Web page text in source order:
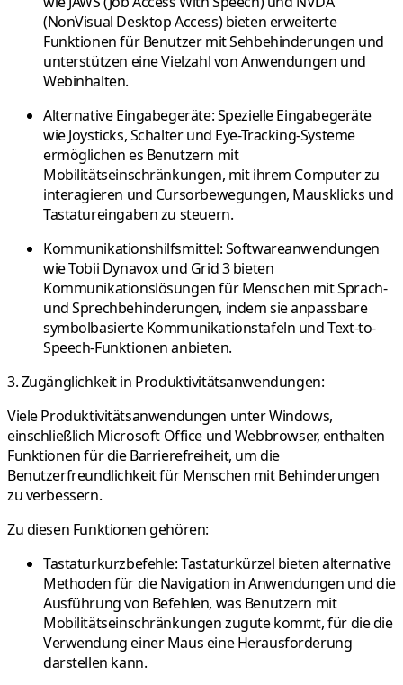
(NonVisual Desktop Access) bieten erweiterte
Funktionen für Benutzer mit Sehbehinderungen und
unterstützen eine Vielzahl von Anwendungen und
Webinhalten.
Alternative Eingabegeräte:Spezielle Eingabegeräte
wie Joysticks, Schalter und Eye-Tracking-Systeme
ermöglichen es Benutzern mit
Mobilitätseinschränkungen, mit ihrem Computer zu
interagieren und Cursorbewegungen, Mausklicks und
Tastatureingaben zu steuern.
Kommunikationshilfsmittel:Softwareanwendungen
wie Tobii Dynavox und Grid 3 bieten
Kommunikationslösungen für Menschen mit Sprach-
und Sprechbehinderungen, indem sie anpassbare
symbolbasierte Kommunikationstafeln und Text-to-
Speech-Funktionen anbieten.
3. Zugänglichkeit in Produktivitätsanwendungen:
Viele Produktivitätsanwendungen unter Windows,
einschließlich Microsoft Office und Webbrowser, enthalten
Funktionen für die Barrierefreiheit, um die
Benutzerfreundlichkeit für Menschen mit Behinderungen
zu verbessern.
Zu diesen Funktionen gehören:
Tastaturkurzbefehle: Tastaturkürzel bieten alternative
Methoden für die Navigation in Anwendungen und die
Ausführung von Befehlen, was Benutzern mit
Mobilitätseinschränkungen zugute kommt, für die die
Verwendung einer Maus eine Herausforderung
darstellen kann.